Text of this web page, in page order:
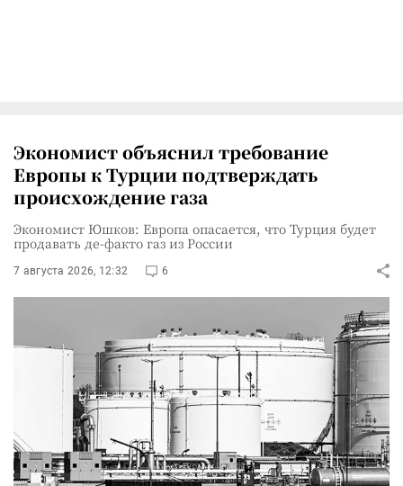
Экономист объяснил требование
Европы к Турции подтверждать
происхождение газа
Экономист Юшков: Европа опасается, что Турция будет
продавать де-факто газ из России
7 августа 2026, 12:32 6